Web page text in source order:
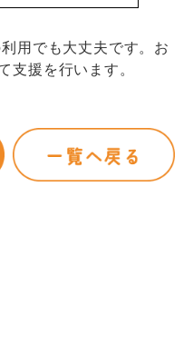
用でも大丈夫です。お
支援を行います。